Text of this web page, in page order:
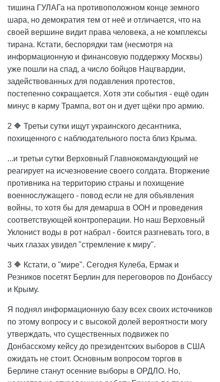
тишина ГУЛАГа на противоположном конце земного
шара, но демократия тем от неё и отличается, что на
своей вершине видит права человека, а не комплексы
тирана. Кстати, беспорядки там (несмотря на
информационную и финансовую поддержку Москвы)
уже пошли на спад, а число бойцов Нацгвардии,
задействованных для подавления протестов,
постепенно сокращается. Хотя эти события - ещё один
минус в карму Трампа, вот он и дует щёки про армию.
2 🔶 Третьи сутки ищут украинского десантника,
похищенного с наблюдательного поста близ Крыма.
...и третьи сутки Верховный Главнокомандующий не
реагирует на исчезновение своего солдата. Вторжение
противника на территорию страны и похищение
военнослужащего - повод если не для объявления
войны, то хотя бы для демарша в ООН и проведения
соответствующей контроперации. Но наш Верховный
Уклонист воды в рот набрал - боится разгневать того, в
чьих глазах увидел "стремление к миру".
3 🔶 Кстати, о "мире". Сегодня Кулеба, Ермак и
Резников посетят Берлин для переговоров по Донбассу
и Крыму.
Я поднял информационную базу всех своих источников
по этому вопросу и с высокой долей вероятности могу
утверждать, что существенных подвижек по
Донбасскому кейсу до президентских выборов в США
ожидать не стоит. Основным вопросом торгов в
Берлине станут осенние выборы в ОРДЛО. Но,